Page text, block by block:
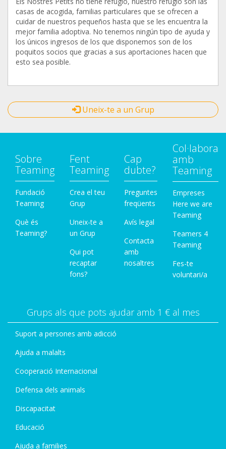
casas de acogida, familias particulares que se ofrecen a
cuidar de nuestros pequeños hasta que se les encuentra la
mejor familia adoptiva. No tenemos ningún tipo de ayuda y
los únicos ingresos de los que disponemos son de los
poquitos socios que gracias a sus aportaciones hacen que
esto sea posible.
Uneix-te a un Grup
Sobre
Teaming
Fundació
Teaming
Què és
Teaming?
Fent
Teaming
Crea el teu
Grup
Uneix-te a
un Grup
Qui pot
recaptar
fons?
Cap
dubte?
Preguntes
freqüents
Avís legal
Contacta
amb
nosaltres
Col·labora
amb
Teaming
Empreses
Here we are
Teaming
Teamers 4
Teaming
Fes-te
voluntari/a
Grups als que pots ajudar amb 1 € al mes
Suport a persones amb adicció
Ajuda a malalts
Cooperació Internacional
Defensa dels animals
Discapacitat
Educació
Ajuda a families